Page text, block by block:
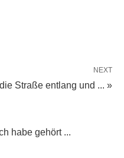
NEXT
Straße entlang und ... »
habe gehört ...